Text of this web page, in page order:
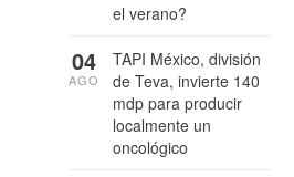
el verano?
TAPI México, división
de Teva, invierte 140
mdp para producir
localmente un
oncológico
04
AGO